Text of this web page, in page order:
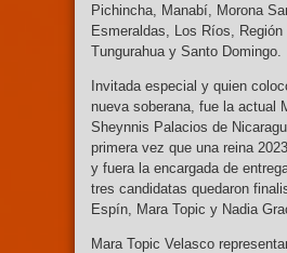
Pichincha, Manabí, Morona
Esmeraldas, Los Ríos, Región
Tungurahua y Santo Domingo.
Invitada especial y quien
nueva soberana, fue la actual
Sheynnis Palacios de
primera vez que una reina
y fuera la encargada de
tres candidatas quedaron
Espín, Mara Topic y Nadia
Mara Topic Velasco